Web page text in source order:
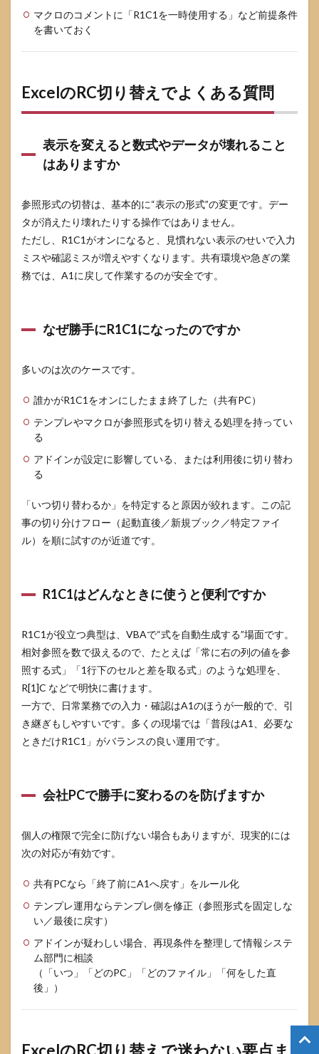
マクロのコメントに「R1C1を一時使用する」など前提条件
を書いておく
ExcelのRC切り替えでよくある質問
表示を変えると数式やデータが壊れること
はありますか
参照形式の切替は、基本的に“表示の形式”の変更です。デー
タが消えたり壊れたりする操作ではありません。
ただし、R1C1がオンになると、見慣れない表示のせいで入力
ミスや確認ミスが増えやすくなります。共有環境や急ぎの業
務では、A1に戻して作業するのが安全です。
なぜ勝手にR1C1になったのですか
多いのは次のケースです。
誰かがR1C1をオンにしたまま終了した（共有PC）
テンプレやマクロが参照形式を切り替える処理を持ってい
る
アドインが設定に影響している、または利用後に切り替わ
る
「いつ切り替わるか」を特定すると原因が絞れます。この記
事の切り分けフロー（起動直後／新規ブック／特定ファイ
ル）を順に試すのが近道です。
R1C1はどんなときに使うと便利ですか
R1C1が役立つ典型は、VBAで“式を自動生成する”場面です。
相対参照を数で扱えるので、たとえば「常に右の列の値を参
照する式」「1行下のセルと差を取る式」のような処理を、
R[1]C などで明快に書けます。
一方で、日常業務での入力・確認はA1のほうが一般的で、引
き継ぎもしやすいです。多くの現場では「普段はA1、必要な
ときだけR1C1」がバランスの良い運用です。
会社PCで勝手に変わるのを防げますか
個人の権限で完全に防げない場合もありますが、現実的には
次の対応が有効です。
共有PCなら「終了前にA1へ戻す」をルール化
テンプレ運用ならテンプレ側を修正（参照形式を固定しな
い／最後に戻す）
アドインが疑わしい場合、再現条件を整理して情報システ
ム部門に相談
（「いつ」「どのPC」「どのファイル」「何をした直
後」）
ExcelのRC切り替えで迷わない要点ま